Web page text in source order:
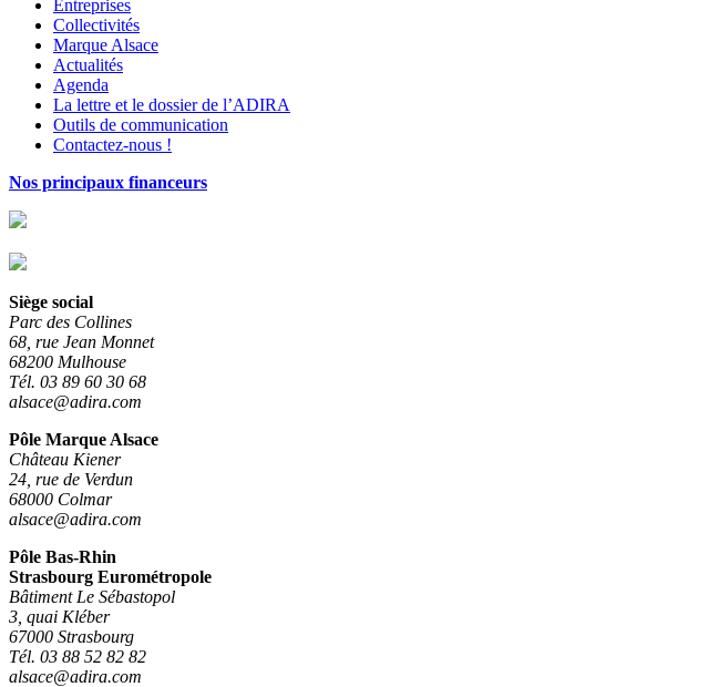
Entreprises
Collectivités
Marque Alsace
Actualités
Agenda
La lettre et le dossier de l’ADIRA
Outils de communication
Contactez-nous !
Nos principaux financeurs
Siège social
Parc des Collines
68, rue Jean Monnet
68200 Mulhouse
Tél. 03 89 60 30 68
alsace@adira.com
Pôle Marque Alsace
Château Kiener
24, rue de Verdun
68000 Colmar
alsace@adira.com
Pôle Bas-Rhin
Strasbourg Eurométropole
Bâtiment Le Sébastopol
3, quai Kléber
67000 Strasbourg
Tél. 03 88 52 82 82
alsace@adira.com